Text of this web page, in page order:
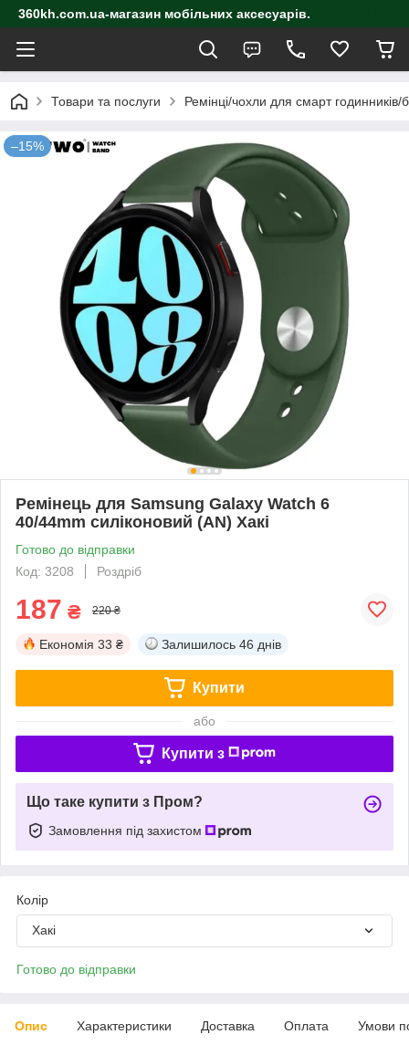
360kh.com.ua-магазин мобільних аксесуарів.
Товари та послуги Ремінці/чохли для смарт годинників/
–15%
Ремінець для Samsung Galaxy Watch 6
40/44mm силіконовий (AN) Хакі
Готово до відправки
Код: 3208
Роздріб
187 ₴ 220 ₴
Економія 33 ₴ Залишилось 46 днів
Купити
або
Купити з
Що таке купити з Пром?
Замовлення під захистом
Колір
Хакі
Готово до відправки
Опис Характеристики Доставка Оплата Умови